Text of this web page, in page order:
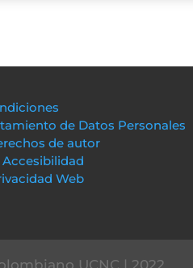
de Datos Personales
de autor
Accesibilidad
Web
UCNC | 2022